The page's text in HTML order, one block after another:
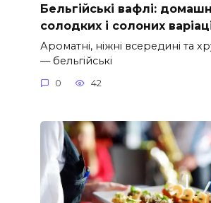
Бельгійські вафлі:
солодких і солоних
Ароматні, ніжні всередині та
— бельгійські
0 42